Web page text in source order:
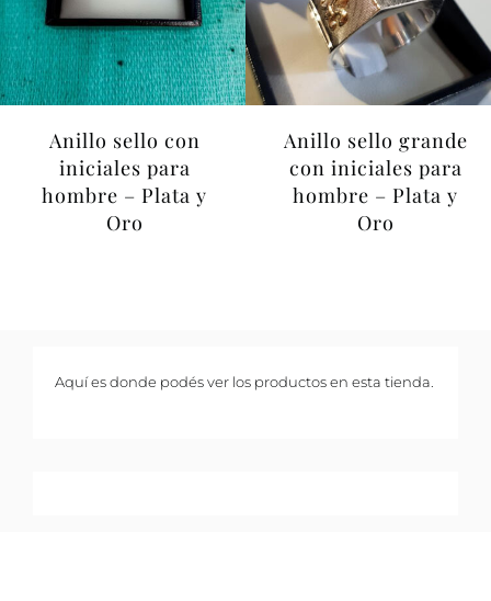
Anillo sello con
iniciales para
hombre – Plata y
Oro
Anillo sello grande
con iniciales para
hombre – Plata y
Oro
Aquí es donde podés ver los productos en esta tienda.